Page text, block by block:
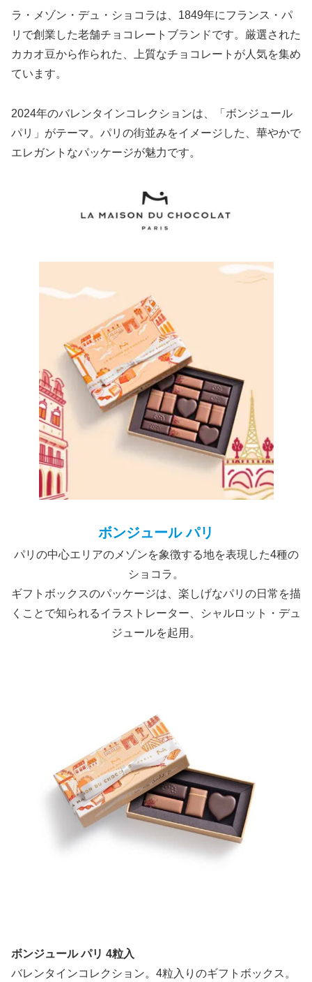
ラ・メゾン・デュ・ショコラは、1849年にフランス・パ
リで創業した老舗チョコレートブランドです。厳選された
カカオ豆から作られた、上質なチョコレートが人気を集め
ています。
2024年のバレンタインコレクションは、「ボンジュール
パリ」がテーマ。パリの街並みをイメージした、華やかで
エレガントなパッケージが魅力です。
ボンジュール パリ
パリの中心エリアのメゾンを象徴する地を表現した4種の
ショコラ。
ギフトボックスのパッケージは、楽しげなパリの日常を描
くことで知られるイラストレーター、シャルロット・デュ
ジュールを起用。
ボンジュール パリ 4粒入
バレンタインコレクション。4粒入りのギフトボックス。